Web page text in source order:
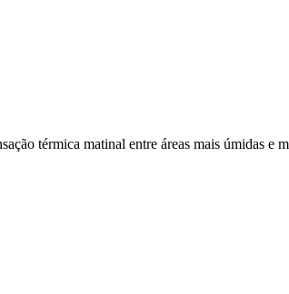
térmica matinal entre áreas mais úmidas e